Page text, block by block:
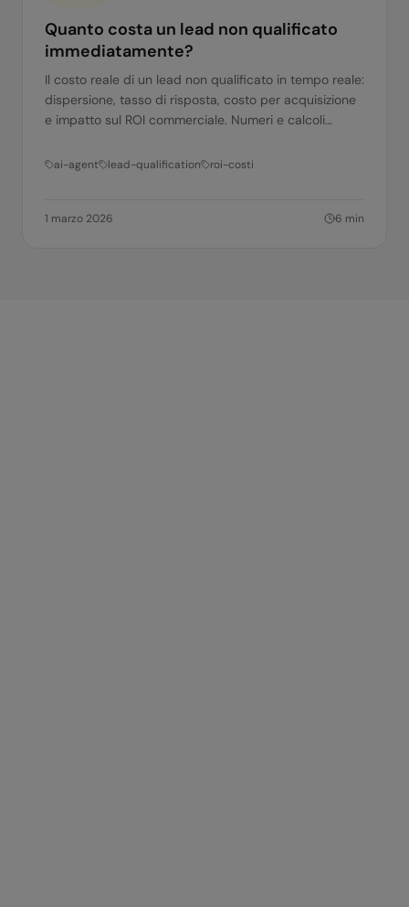
Quanto costa un lead non qualificato
immediatamente?
Il costo reale di un lead non qualificato in tempo reale:
dispersione, tasso di risposta, costo per acquisizione
e impatto sul ROI commerciale. Numeri e calcoli
ai-agent lead-qualification roi-costi
1 marzo 2026 6 min